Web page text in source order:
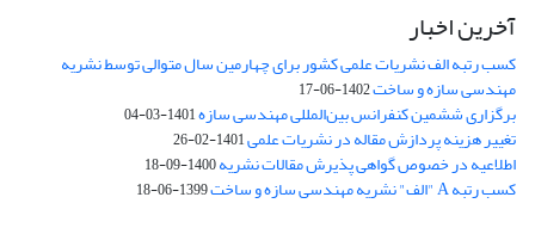
آخرین اخبار
کسب رتبه الف نشریات علمی کشور برای چهارمین سال متوالی توسط نشریه
مهندسی سازه و ساخت1402-06-17
برگزاری ششمین کنفرانس بین‌المللی مهندسی سازه1401-03-04
تغییر هزینه پردازش مقاله در نشریات علمی1401-02-26
اطلاعیه در خصوص گواهی پذیرش مقالات نشریه1400-09-18
کسب رتبه A "الف" نشریه مهندسی سازه و ساخت 1399-06-18